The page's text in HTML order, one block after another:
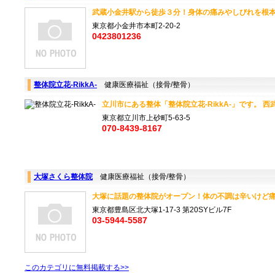
武蔵小金井駅から徒歩３分！身体の痛みやしびれを根
東京都小金井市本町2-20-2
0423801236
整体院立花-RikkA- 健康医療福祉（接骨/整骨）
立川市にある整体「整体院立花-RikkA-」です。 西
東京都立川市上砂町5-63-5
070-8439-8167
大塚さくら整体院 健康医療福祉（接骨/整骨）
大塚に話題の整体院がオープン！体の不調は辛いけど
東京都豊島区北大塚1-17-3 第20SYビル7F
03-5944-5587
このカテゴリに無料掲載する>>